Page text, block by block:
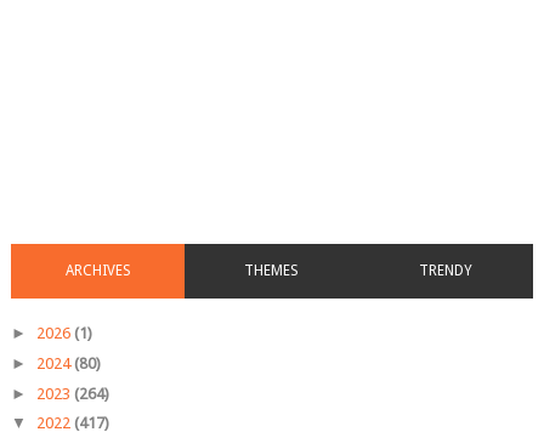
ARCHIVES THEMES TRENDY
► 2026 (1)
► 2024 (80)
► 2023 (264)
▼ 2022 (417)